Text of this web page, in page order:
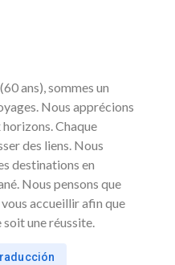
ans), sommes un
Nous apprécions
Chaque
des liens. Nous
destinations en
Nous pensons que
accueillir afin que
une réussite.